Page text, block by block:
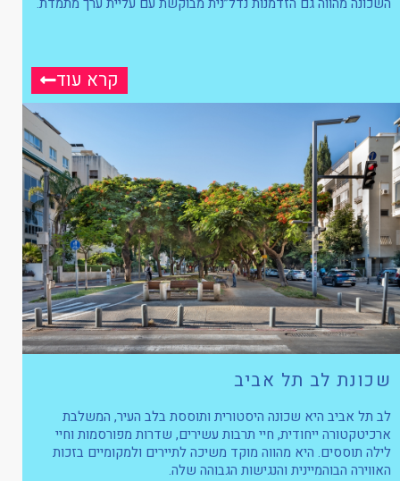
קרא עוד
שכונת לב תל אביב
לב תל אביב היא שכונה היסטורית ותוססת בלב העיר, המשלבת
ארכיטקטורה ייחודית, חיי תרבות עשירים, שדרות מפורסמות וחיי
לילה תוססים. היא מהווה מוקד משיכה לתיירים ולמקומיים בזכות
האווירה הבוהמיינית והנגישות הגבוהה שלה.